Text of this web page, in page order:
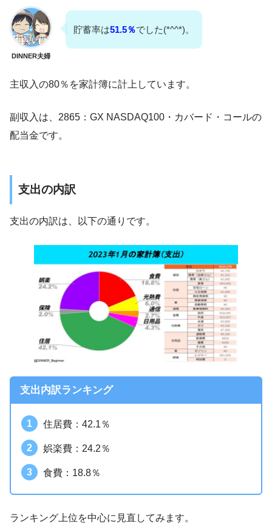
DINNER夫婦
貯蓄率は51.5％でした(*^^*)。
主収入の80％を家計簿に計上しています。
副収入は、2865：GX NASDAQ100・カバード・コールの
配当金です。
支出の内訳
支出の内訳は、以下の通りです。
支出内訳ランキング
住居費：42.1％
娯楽費：24.2％
食費：18.8％
ランキング上位を中心に見直してみます。